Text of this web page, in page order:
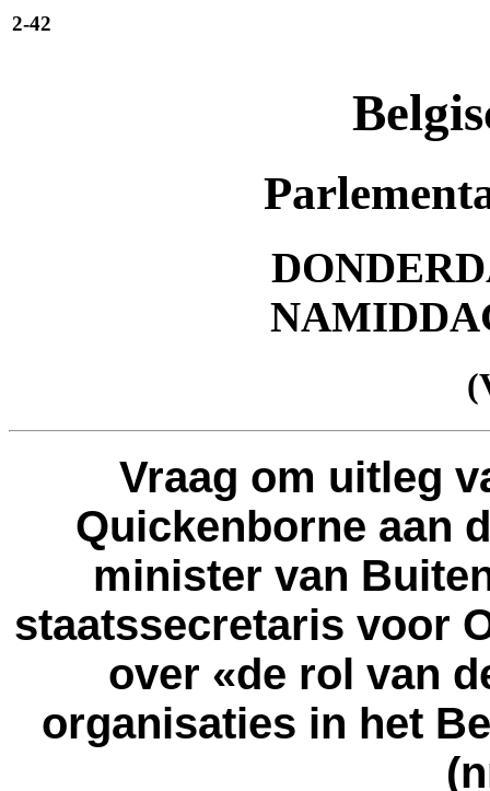
2-42
Vraag om uitleg
Quickenborne aan
minister van
staatssecretaris voor
over «de rol van
organisaties in het